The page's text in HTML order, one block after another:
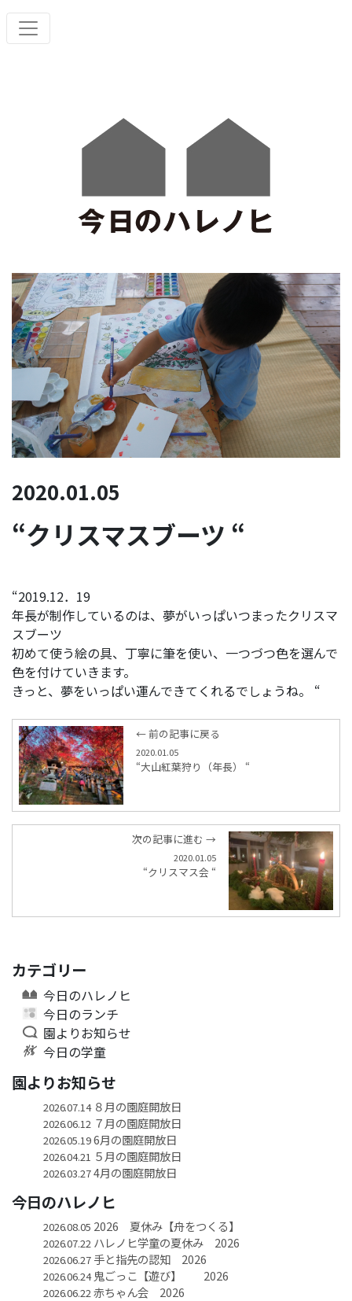
2020.01.05
“クリスマスブーツ “
“2019.12．19
年長が制作しているのは、夢がいっぱいつまったクリスマ
スブーツ
初めて使う絵の具、丁寧に筆を使い、一つづつ色を選んで
色を付けていきます。
きっと、夢をいっぱい運んできてくれるでしょうね。 “
← 前の記事に戻る
2020.01.05
“大山紅葉狩り（年長） “
次の記事に進む →
2020.01.05
“クリスマス会 “
カテゴリー
今日のハレノヒ
今日のランチ
園よりお知らせ
今日の学童
園よりお知らせ
2026.07.14８月の園庭開放日
2026.06.12 ７月の園庭開放日
2026.05.196月の園庭開放日
2026.04.21 ５月の園庭開放日
2026.03.274月の園庭開放日
今日のハレノヒ
2026.08.05 2026 夏休み【舟をつくる】
2026.07.22 ハレノヒ学童の夏休み 2026
2026.06.27手と指先の認知 2026
2026.06.24鬼ごっこ【遊び】 2026
2026.06.22 赤ちゃん会 2026